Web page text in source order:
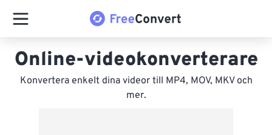
Online-videokonverterare
Konvertera enkelt dina videor till MP4, MOV, MKV och
mer.